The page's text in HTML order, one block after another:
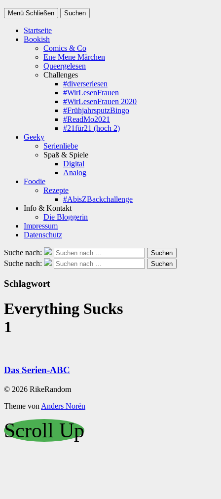
Menü Schließen Suchen
Startseite
Bookish
Comics & Co
Ene Mene Märchen
Queergelesen
Challenges
#diverserlesen
#WirLesenFrauen
#WirLesenFrauen 2020
#FrühjahrsputzBingo
#ReadMo2021
#21für21 (hoch 2)
Geeky
Serienliebe
Spaß & Spiele
Digital
Analog
Foodie
Rezepte
#AbisZBackchallenge
Info & Kontakt
Die Bloggerin
Impressum
Datenschutz
Suche nach: Suchen
Suche nach: Suchen
Schlagwort
Everything Sucks
1
Das Serien-ABC
© 2026 RikeRandom
Theme von Anders Norén
Scroll Up